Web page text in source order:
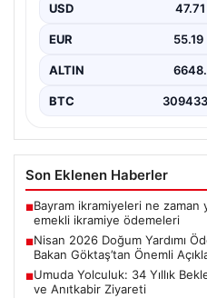
Nisan ayı doğum yardımı
USD 47.71
EUR 55.19
ALTIN
BTC
Son Eklenen Haberler
■Bayram ikramiyeleri ne zaman
emekli ikramiye ödemeleri
■Nisan 2026 Doğum Yardımı
Bakan Göktaş’tan Önemli
■Umuda Yolculuk: 34 Yıllık
ve Anıtkabir Ziyareti